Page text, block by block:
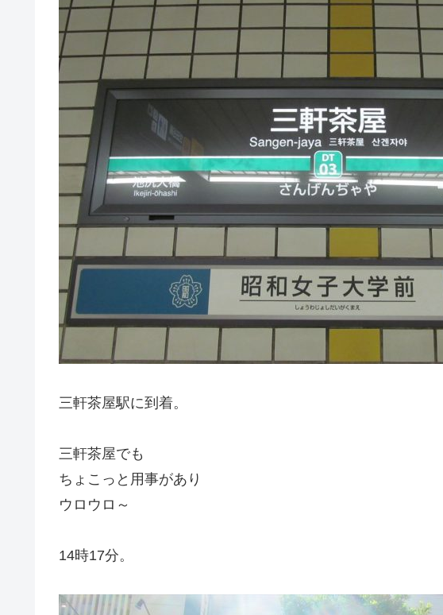
三軒茶屋駅に到着。
三軒茶屋でも
ちょこっと用事があり
ウロウロ～
14時17分。